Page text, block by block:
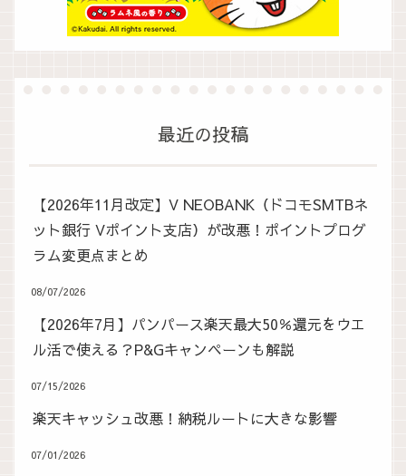
最近の投稿
【2026年11月改定】V NEOBANK（ドコモSMTBネ
ット銀行 Vポイント支店）が改悪！ポイントプログ
ラム変更点まとめ
08/07/2026
【2026年7月】パンパース楽天最大50％還元をウエ
ル活で使える？P&Gキャンペーンも解説
07/15/2026
楽天キャッシュ改悪！納税ルートに大きな影響
07/01/2026